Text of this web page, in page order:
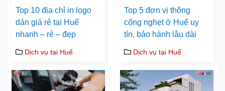
Top 10 địa chỉ in logo
dán giá rẻ tại Huế
nhanh – rẻ – đẹp
Dịch vụ tại Huế
Top 5 đơn vị thông
cống nghẹt ở Huế uy
tín, bảo hành lâu dài
Dịch vụ tại Huế